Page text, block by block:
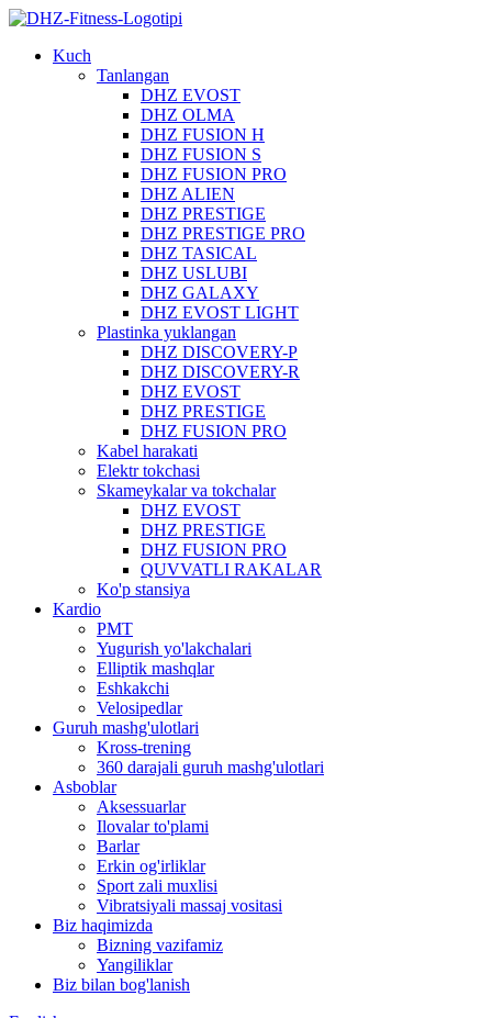
Kuch
Tanlangan
DHZ EVOST
DHZ OLMA
DHZ FUSION H
DHZ FUSION S
DHZ FUSION PRO
DHZ ALIEN
DHZ PRESTIGE
DHZ PRESTIGE PRO
DHZ TASICAL
DHZ USLUBI
DHZ GALAXY
DHZ EVOST LIGHT
Plastinka yuklangan
DHZ DISCOVERY-P
DHZ DISCOVERY-R
DHZ EVOST
DHZ PRESTIGE
DHZ FUSION PRO
Kabel harakati
Elektr tokchasi
Skameykalar va tokchalar
DHZ EVOST
DHZ PRESTIGE
DHZ FUSION PRO
QUVVATLI RAKALAR
Ko'p stansiya
Kardio
PMT
Yugurish yo'lakchalari
Elliptik mashqlar
Eshkakchi
Velosipedlar
Guruh mashg'ulotlari
Kross-trening
360 darajali guruh mashg'ulotlari
Asboblar
Aksessuarlar
Ilovalar to'plami
Barlar
Erkin og'irliklar
Sport zali muxlisi
Vibratsiyali massaj vositasi
Biz haqimizda
Bizning vazifamiz
Yangiliklar
Biz bilan bog'lanish